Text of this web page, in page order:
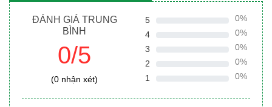
ĐÁNH GIÁ TRUNG
BÌNH
0/5
(0 nhận xét)
5
0%
4
0%
3
0%
2
0%
1
0%